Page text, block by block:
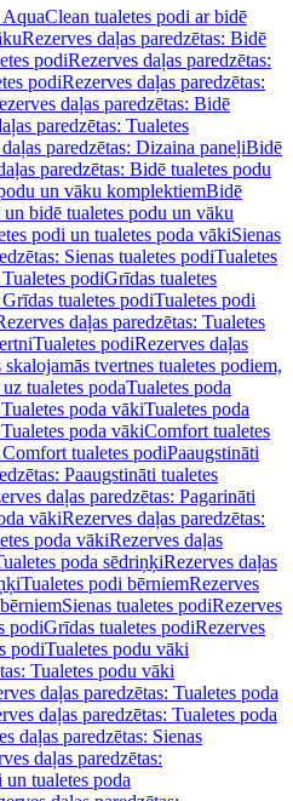
tualetes podi ar bidē
Rezerves daļas paredzētas: Bidē
podiRezerves daļas paredzētas:
podiRezerves daļas paredzētas:
daļas paredzētas: Bidē
paredzētas: Tualetes
paredzētas: Dizaina paneļiBidē
paredzētas: Bidē tualetes podu
un vāku komplektiemBidē
bidē tualetes podu un vāku
podi un tualetes poda vākiSienas
Sienas tualetes podiTualetes
podiGrīdas tualetes
tualetes podiTualetes podi
daļas paredzētas: Tualetes
Tualetes podiRezerves daļas
skalojamās tvertnes tualetes podiem,
tualetes podaTualetes poda
poda vākiTualetes poda
poda vākiComfort tualetes
tualetes podiPaaugstināti
Paaugstināti tualetes
daļas paredzētas: Pagarināti
vākiRezerves daļas paredzētas:
poda vākiRezerves daļas
poda sēdriņķiRezerves daļas
Tualetes podi bērniemRezerves
Sienas tualetes podiRezerves
podiGrīdas tualetes podiRezerves
podiTualetes podu vāki
Tualetes podu vāki
daļas paredzētas: Tualetes poda
daļas paredzētas: Tualetes poda
daļas paredzētas: Sienas
daļas paredzētas:
tualetes poda